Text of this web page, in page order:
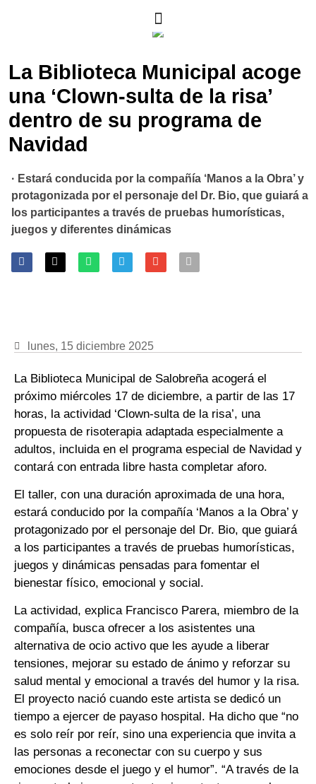
La Biblioteca Municipal acoge
una ‘Clown-sulta de la risa’
dentro de su programa de
Navidad
· Estará conducida por la compañía ‘Manos a la Obra’ y
protagonizada por el personaje del Dr. Bio, que guiará a
los participantes a través de pruebas humorísticas,
juegos y diferentes dinámicas
lunes, 15 diciembre 2025
La Biblioteca Municipal de Salobreña acogerá el
próximo miércoles 17 de diciembre, a partir de las 17
horas, la actividad ‘Clown-sulta de la risa’, una
propuesta de risoterapia adaptada especialmente a
adultos, incluida en el programa especial de Navidad y
contará con entrada libre hasta completar aforo.
El taller, con una duración aproximada de una hora,
estará conducido por la compañía ‘Manos a la Obra’ y
protagonizado por el personaje del Dr. Bio, que guiará
a los participantes a través de pruebas humorísticas,
juegos y dinámicas pensadas para fomentar el
bienestar físico, emocional y social.
La actividad, explica Francisco Parera, miembro de la
compañía, busca ofrecer a los asistentes una
alternativa de ocio activo que les ayude a liberar
tensiones, mejorar su estado de ánimo y reforzar su
salud mental y emocional a través del humor y la risa.
El proyecto nació cuando este artista se dedicó un
tiempo a ejercer de payaso hospital. Ha dicho que “no
es solo reír por reír, sino una experiencia que invita a
las personas a reconectar con su cuerpo y sus
emociones desde el juego y el humor”. “A través de la